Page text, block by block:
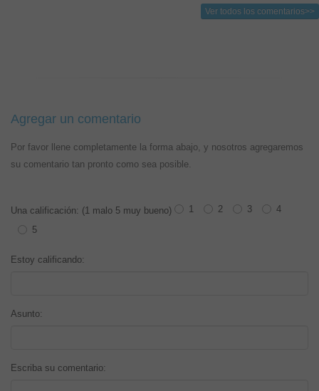
Ver todos los comentarios>>
Agregar un comentario
Por favor llene completamente la forma abajo, y nosotros agregaremos
su comentario tan pronto como sea posible.
Una calificación: (1 malo 5 muy bueno) 1 2 3
4
5
Estoy calificando:
Asunto:
Escriba su comentario: